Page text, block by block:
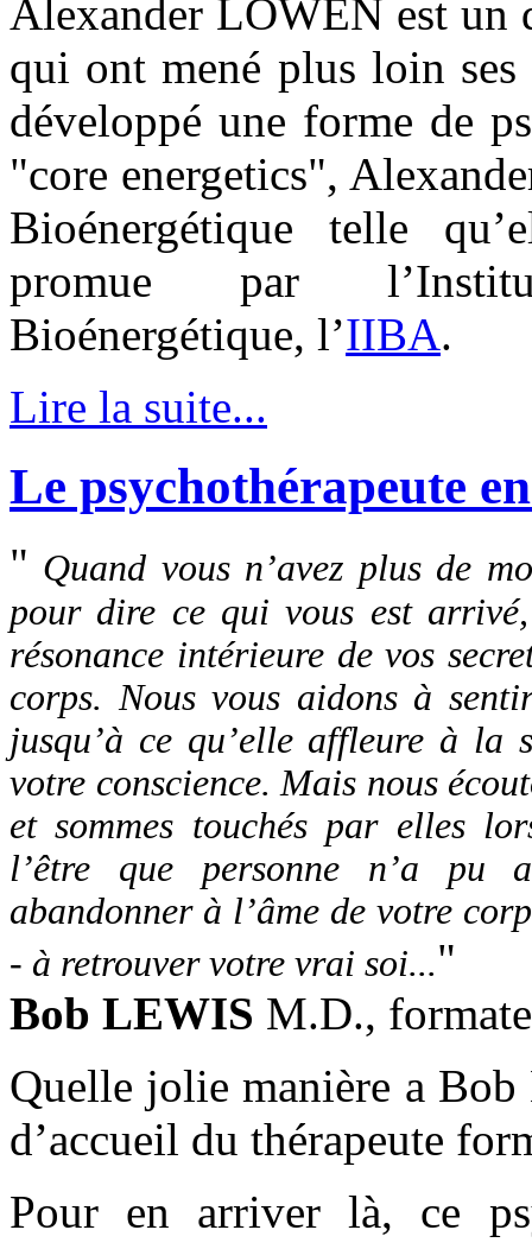
Alexander LOWEN est un
qui ont mené plus loin
développé une forme de
"core energetics",
Bioénergétique telle
promue par
Bioénergétique, l’IIBA.
Lire la suite...
Le psychothérapeute
" Quand vous n’avez plus de
pour dire ce qui vous est
résonance intérieure de vos
corps. Nous vous aidons à
jusqu’à ce qu’elle affleure à la
votre conscience. Mais nous
et sommes touchés par elles
l’être que personne n’a pu
abandonner à l’âme de votre
- à retrouver votre vrai soi..."
Bob LEWIS M.D.,
Quelle jolie manière a Bob
d’accueil du thérapeute
Pour en arriver là, ce